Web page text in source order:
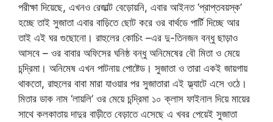
পরীক্ষা দিয়েছে, এখনও রেজাল্ট বেড়োয়নি, এবার আইনত ‘প্রাপ্তবয়স্ক’
হচ্ছে তাই সুজাতা এবার বাড়িতে ছোট করে ওর বার্থডে পার্টি দিচ্ছে আর
তাই এই ঘর গুছোনো। রাহুলের কোচিং –এর দু-তিনজন বন্ধু ছাড়াও
আসবে – ওর বাবার অফিসের ঘনিষ্ঠ বন্ধু অনিমেষের বৌ মিতা ও মেয়ে
চন্দ্রিমা। অনিমেষ এখন পাটনায় পোষ্টেড। সুজাতা ও তারা একই জায়গায়
থাকতো, রাহুলের বাবা মারা যাওয়ার পর সুজাতারা এই ফ্ল্যাটে এসে ওঠে।
মিতার ডাক নাম ‘লায়লি’ ওর মেয়ে চন্দ্রিমা ১০ ক্লাস ফাইনাল দিয়ে মায়ের
সাথে কলকাতায় দাদুর বাড়ীতে বেড়াতে এসেছে এ খবর পেয়েই সুজাতা